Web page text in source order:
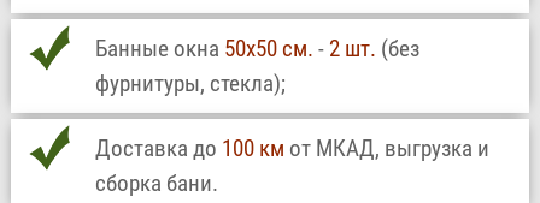
Банные окна 50х50 см. - 2 шт. (без
фурнитуры, стекла);
Доставка до 100 км от МКАД, выгрузка и
сборка бани.